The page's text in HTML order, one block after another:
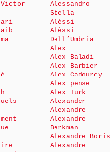
Victor
Alessandro
Stella
Alèssi
Alèssi
Dell’Umbria
Alex
Alex Baladi
Alex Barbier
Alex Cadourcy
Alex pense
Alex Türk
Alexander
Alexandre
Alexandre
Berkman
Alexandre Boris
Alexandre